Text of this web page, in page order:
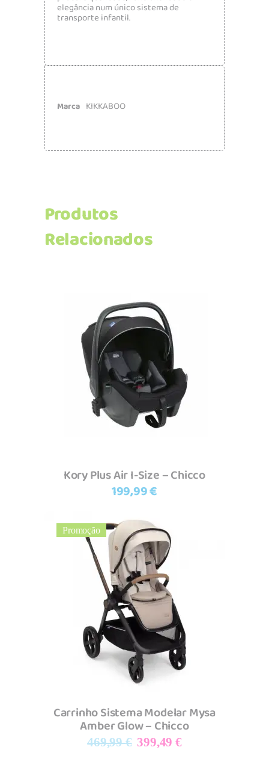
elegância num único sistema de
transporte infantil.
Marca KIKKABOO
Produtos
Relacionados
Adicionar
Kory Plus Air I-Size – Chicco
199,99€
Promoção
Adicionar
Carrinho Sistema Modelar Mysa
Amber Glow – Chicco
469,99€ O
399,49 €O